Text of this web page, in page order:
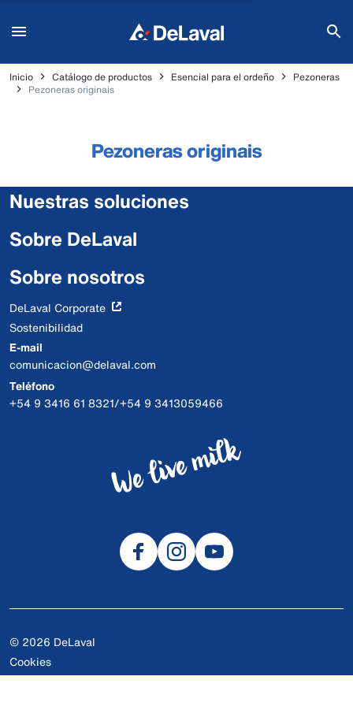
Inicio Catálogo de productos Esencial para el ordeño
Pezoneras
Pezoneras originais
Pezoneras originais
Nuestras soluciones
Sobre DeLaval
Sobre nosotros
DeLaval Corporate
Sostenibilidad
E-mail
comunicacion@delaval.com
Teléfono
+54 9 3416 61 8321/+54 9 3413059466
© 2026 DeLaval
Cookies